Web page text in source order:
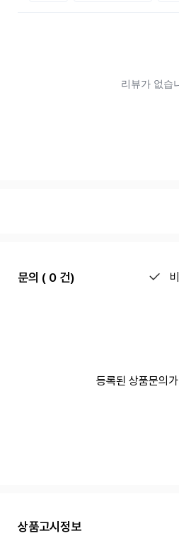
문의 ( 0 건)
등록된 상품문의
상품고시정보